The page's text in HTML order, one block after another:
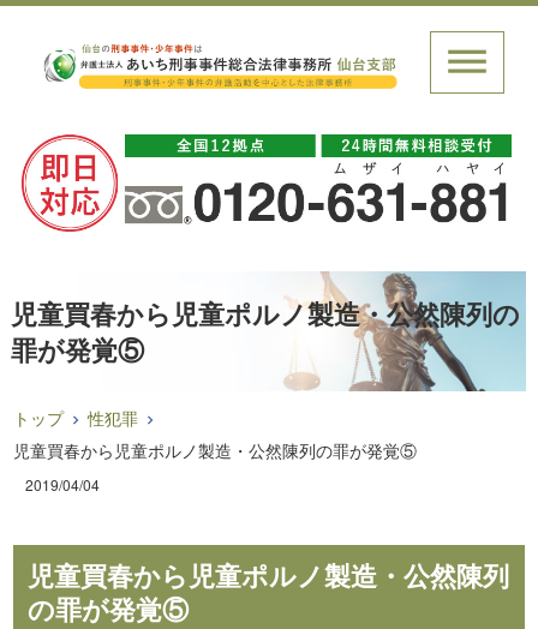
児童買春から児童ポルノ製造・公然陳列の
罪が発覚⑤
トップ
性犯罪
児童買春から児童ポルノ製造・公然陳列の罪が発覚⑤
2019/04/04
児童買春から児童ポルノ製造・公然陳列
の罪が発覚⑤